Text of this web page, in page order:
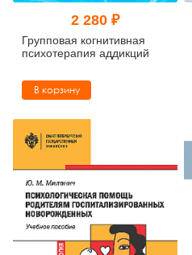
2 280 ₽
Групповая когнитивная
психотерапия аддикций
В корзину